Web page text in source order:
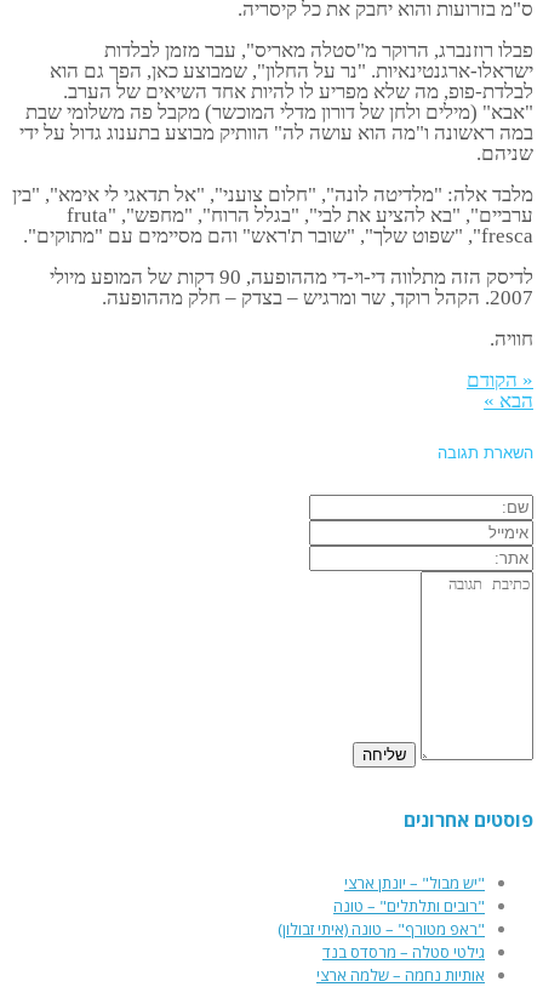
ס"מ בזרועות והוא יחבק את כל קיסריה.
פבלו רוזנברג, הרוקר מ"סטלה מאריס", עבר מזמן לבלדות
ישראלו-ארגנטינאיות. "נר על החלון", שמבוצע כאן, הפך גם הוא
לבלדת-פופ, מה שלא מפריע לו להיות אחד השיאים של הערב.
"אבא" (מילים ולחן של דורון מדלי המוכשר) מקבל פה משלומי שבת
במה ראשונה ו"מה הוא עושה לה" הוותיק מבוצע בתענוג גדול על ידי
שניהם.
מלבד אלה: "מלדיטה לונה", "חלום צועני", "אל תדאגי לי אימא", "בין
ערביים", "בא להציע את לבי", "בגלל הרוח", "מחפש", "fruta
fresca", "שפוט שלך", "שובר ת'ראש" והם מסיימים עם "מתוקים".
לדיסק הזה מתלווה די-וי-די מההופעה, 90 דקות של המופע מיולי
2007. הקהל רוקד, שר ומרגיש – בצדק – חלק מההופעה.
חוויה.
« הקודם
הבא »
השארת תגובה
פוסטים אחרונים
"יש מבול" – יונתן ארצי
"רובים ותלתלים" – טונה
"ראפ מטורף" – טונה (איתי זבולון)
גילטי סטלה – מרסדס בנד
אותיות נחמה – שלמה ארצי